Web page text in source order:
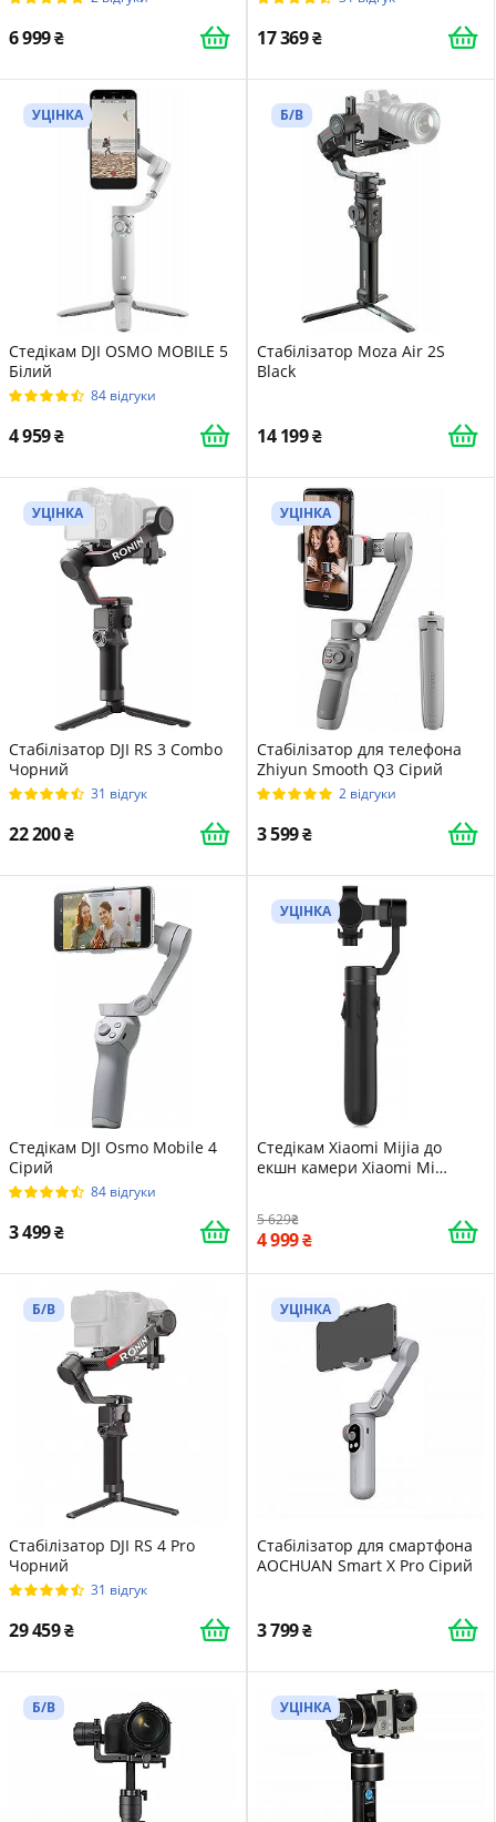
6 999 17 369
УЦІНКА
Стедікам DJI OSMO MOBILE 5
Білий
84 відгуки
4 959
Б/В
Cтабілізатор Moza Air 2S
Black
14 199
УЦІНКА
Стабілізатор DJI RS 3 Combo
Чорний
31 відгук
22 200
УЦІНКА
Стабілізатор для телефона
Zhiyun Smooth Q3 Сірий
2 відгуки
3 599
Стедікам DJI Osmo Mobile 4
Сірий
84 відгуки
3 499
УЦІНКА
Стедікам Xiaomi Mijia до
екшн камери Xiaomi Mi
5 629
4 999
Б/В
Стабілізатор DJI RS 4 Pro
Чорний
31 відгук
29 459
УЦІНКА
Стабілізатор для смартфона
AOCHUAN Smart X Pro Сірий
3 799
Б/В УЦІНКА